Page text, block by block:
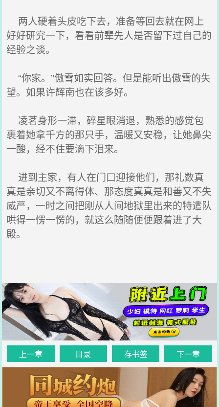
两人硬着头皮吃下去，准备等回去就在网上
好好研究一下，看看前辈先人是否留下过自己的
经验之谈。
“你家。”傲雪如实回答。但是能听出傲雪的失
望。如果许辉南也在该多好。
凌茗身形一滞，碎星眼消退，熟悉的感觉包
裹着她拿千方的那只手，温暖又安稳，让她鼻尖
一酸，经不住要滴下泪来。
进到主家，有人在门口迎接他们，那礼数真
真是亲切又不离得体、那态度真真是和善又不失
威严，一时之间把刚从人间地狱里出来的特遣队
哄得一愣一愣的，就这么随随便便跟着进了大
殿。
上一章 目录 存书签 下一章